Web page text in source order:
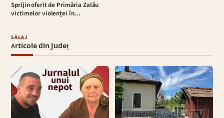
Sprijin oferit de Primăria Zalău
victimelor violenței în…
SĂLAJ
Articole din Județ